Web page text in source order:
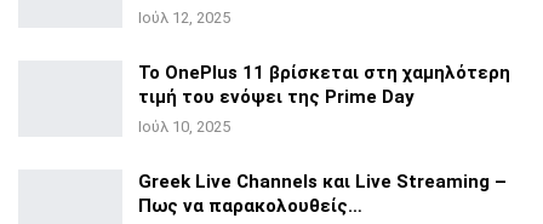
Ιούλ 12, 2025
Το OnePlus 11 βρίσκεται στη χαμηλότερη
τιμή του ενόψει της Prime Day
Ιούλ 10, 2025
Greek Live Channels και Live Streaming –
Πως να παρακολουθείς…